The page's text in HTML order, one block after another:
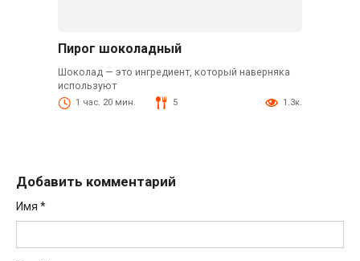
Пирог шоколадный
Шоколад — это ингредиент, который наверняка
используют
1 час. 20 мин. 5 1.3к.
Добавить комментарий
Имя *